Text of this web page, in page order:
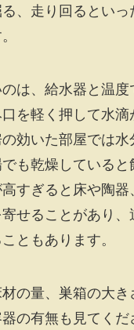
、走り回るといっ
は、給水器と温
を軽く押して水滴
効いた部屋では水
も乾燥している
すぎると床や陶
せることがあり、
ともあります。
の量、巣箱の大き
の有無も見てくだ